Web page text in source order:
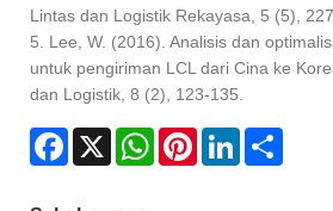
Lintas dan Logistik Rekayasa, 5 (5),
5. Lee, W. (2016). Analisis dan
untuk pengiriman LCL dari Cina ke
dan Logistik, 8 (2), 123-135.
Facebook
X WhatsAppPinterestLinkedIn